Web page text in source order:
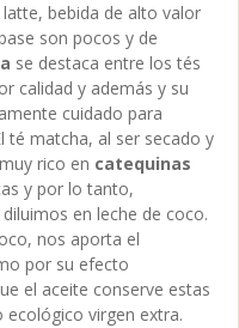
bebida de alto valor
son pocos y de
se destaca entre los tés
calidad y además y su
cuidado para
té matcha, al ser secado y
rico en catequinas
y por lo tanto,
en leche de coco.
nos aporta el
por su efecto
el aceite conserve estas
ecológico virgen extra.